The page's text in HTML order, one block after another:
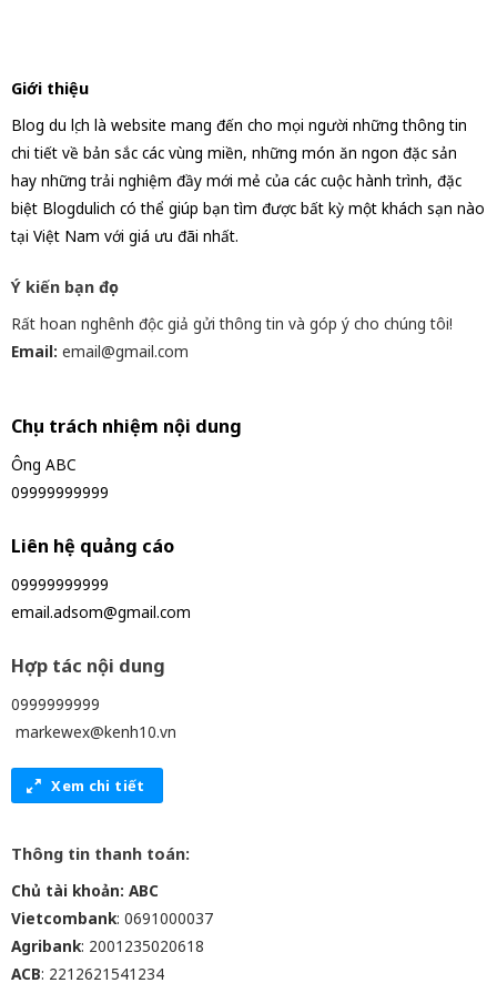
Giới thiệu
Blog du lịch là website mang đến cho mọi người những thông tin
chi tiết về bản sắc các vùng miền, những món ăn ngon đặc sản
hay những trải nghiệm đầy mới mẻ của các cuộc hành trình, đặc
biệt Blogdulich có thể giúp bạn tìm được bất kỳ một khách sạn nào
tại Việt Nam với giá ưu đãi nhất.
Ý kiến bạn đọc
Rất hoan nghênh độc giả gửi thông tin và góp ý cho chúng tôi!
Email: email@gmail.com
Chịu trách nhiệm nội dung
Ông ABC
09999999999
Liên hệ quảng cáo
09999999999
email.adsom@gmail.com
Hợp tác nội dung
0999999999
markewex@kenh10.vn
Xem chi tiết
Thông tin thanh toán:
Chủ tài khoản: ABC
Vietcombank: 0691000037
Agribank: 2001235020618
ACB: 2212621541234